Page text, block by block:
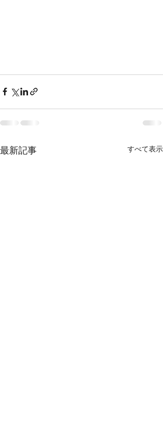
最新記事 すべて表示